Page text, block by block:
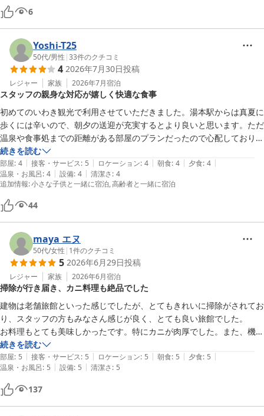
がとうございました。
6
Yoshi-T25
50代/男性 |33件のクチコミ
4 2026年7月30日投稿
レジャー 家族 2026年7月宿泊
スタッフの親身な対応が嬉しく快適な食事
初めてのいわき観光で利用させていただきました。湯本駅からは真夏に
歩くには辛いので、朝夕の送迎が充実するとより良いと思います。ただ
温泉や食事処までの距離がある部屋のプランだったので心配しておりま
したが、そこまで不便には感じませんでした。食事処のスタッフの皆さ
んの親身なご対応が1番嬉しかったです。
続きを読む
部屋: 4 | 接客・サービス: 5 | ロケーション: 4 | 朝食: 4 | 夕食: 4 |
温泉・お風呂: 4 | 設備: 4 | 清潔さ: 4
追加情報:小さな子供と一緒に宿泊 高齢者と一緒に宿泊
44
maya エヌ
50代/女性 | 1件のクチコミ
5 2026年6月29日投稿
レジャー 家族 2026年6月宿泊
掃除が行き届き、カニ料理も絶品でした
建物は老舗旅館といった感じでしたが、とてもきれいに掃除がされてお
り、スタッフの方もみなさん感じが良く、とても良い旅館でした。
お料理もとても美味しかったです。特にカニが肉厚でした。また、機会
があれば泊まりたいですね
続きを読む
部屋: 5 | 接客・サービス: 5 | ロケーション: 5 | 朝食: 5 | 夕食: 5 |
温泉・お風呂: 5 | 設備: 5 | 清潔さ: 5
137